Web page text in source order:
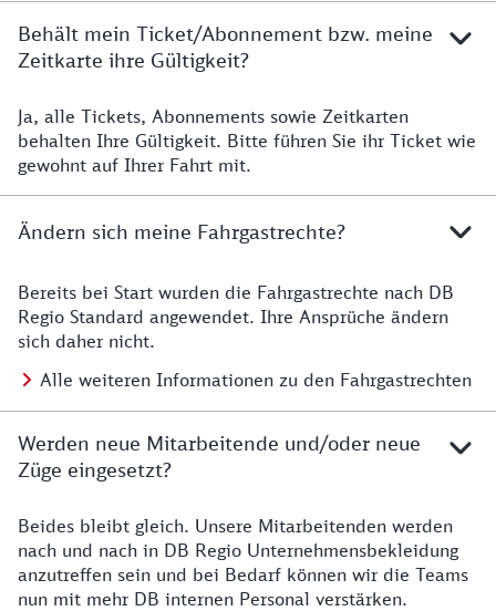
Behält mein Ticket/Abonnement bzw. meine
Zeitkarte ihre Gültigkeit?
Details zur Zeitkarte
Ja, alle Tickets, Abonnements sowie Zeitkarten
behalten Ihre Gültigkeit. Bitte führen Sie ihr Ticket wie
gewohnt auf Ihrer Fahrt mit.
Ändern sich meine Fahrgastrechte?
Details zu Fahrgastrechten
Bereits bei Start wurden die Fahrgastrechte nach DB
Regio Standard angewendet. Ihre Ansprüche ändern
sich daher nicht.
Alle weiteren Informationen zu den Fahrgastrechten
Werden neue Mitarbeitende und/oder neue
Züge eingesetzt?
Details zu den Mitarbeitenden
Beides bleibt gleich. Unsere Mitarbeitenden werden
nach und nach in DB Regio Unternehmensbekleidung
anzutreffen sein und bei Bedarf können wir die Teams
nun mit mehr DB internen Personal verstärken.